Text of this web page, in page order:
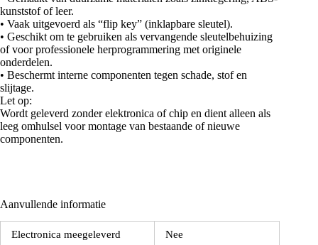
kunststof of leer.
• Vaak uitgevoerd als “flip key” (inklapbare sleutel).
• Geschikt om te gebruiken als vervangende sleutelbehuizing
of voor professionele herprogrammering met originele
onderdelen.
• Beschermt interne componenten tegen schade, stof en
slijtage.
Let op:
Wordt geleverd zonder elektronica of chip en dient alleen als
leeg omhulsel voor montage van bestaande of nieuwe
componenten.
Aanvullende informatie
Electronica meegeleverd Nee